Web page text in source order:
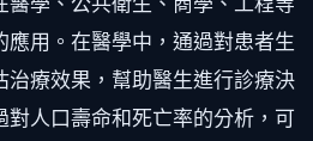
應用。在醫學中，通過對患者生
治療效果，幫助醫生進行診療決
對人口壽命和死亡率的分析，可